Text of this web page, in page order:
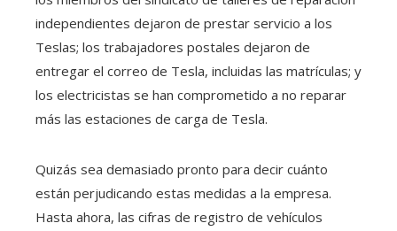
independientes dejaron de prestar servicio a los
Teslas; los trabajadores postales dejaron de
entregar el correo de Tesla, incluidas las matrículas; y
los electricistas se han comprometido a no reparar
más las estaciones de carga de Tesla.
Quizás sea demasiado pronto para decir cuánto
están perjudicando estas medidas a la empresa.
Hasta ahora, las cifras de registro de vehículos